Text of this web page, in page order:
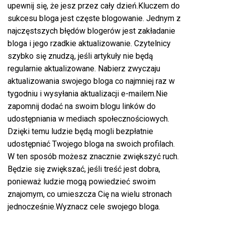
upewnij się, że jesz przez cały dzień.Kluczem do
sukcesu bloga jest częste blogowanie. Jednym z
najczęstszych błędów blogerów jest zakładanie
bloga i jego rzadkie aktualizowanie. Czytelnicy
szybko się znudzą, jeśli artykuły nie będą
regularnie aktualizowane. Nabierz zwyczaju
aktualizowania swojego bloga co najmniej raz w
tygodniu i wysyłania aktualizacji e-mailem.Nie
zapomnij dodać na swoim blogu linków do
udostępniania w mediach społecznościowych.
Dzięki temu ludzie będą mogli bezpłatnie
udostępniać Twojego bloga na swoich profilach.
W ten sposób możesz znacznie zwiększyć ruch.
Będzie się zwiększać, jeśli treść jest dobra,
ponieważ ludzie mogą powiedzieć swoim
znajomym, co umieszcza Cię na wielu stronach
jednocześnie.Wyznacz cele swojego bloga.